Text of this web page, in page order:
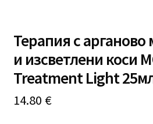
Специални предложения
Терапия с
и изсветлени коси
Treatment Light
14.80 €